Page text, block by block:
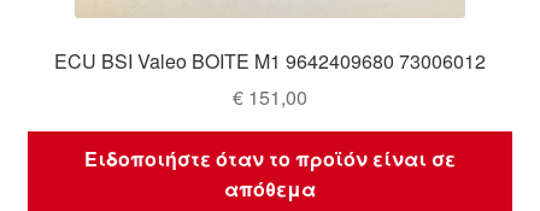
ECU BSI Valeo BOITE M1 9642409680 73006012
€ 151,00
Ειδοποιήστε όταν το προϊόν είναι σε
απόθεμα